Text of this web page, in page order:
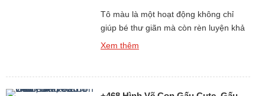
Tô màu là một hoạt động không chỉ
giúp bé thư giãn mà còn rèn luyện khả
năng tư duy, sự kiên nhẫn và óc sáng
Xem thêm